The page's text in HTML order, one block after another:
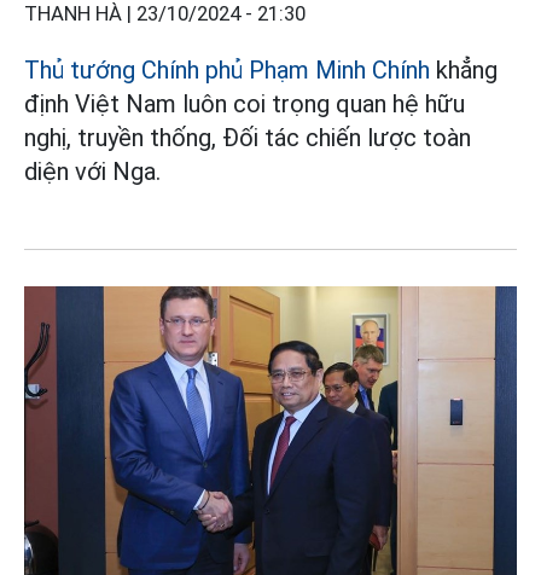
THANH HÀ | 23/10/2024 - 21:30
Thủ tướng Chính phủ Phạm Minh Chính khẳng
định Việt Nam luôn coi trọng quan hệ hữu
nghị, truyền thống, Đối tác chiến lược toàn
diện với Nga.